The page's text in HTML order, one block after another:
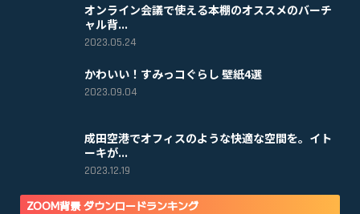
オンライン会議で使える本棚のオススメのバーチ
ャル背...
2023.05.24
かわいい！すみっコぐらし 壁紙4選
2023.09.04
成田空港でオフィスのような快適な空間を。イト
ーキが...
2023.12.19
ZOOM背景 ダウンロードランキング